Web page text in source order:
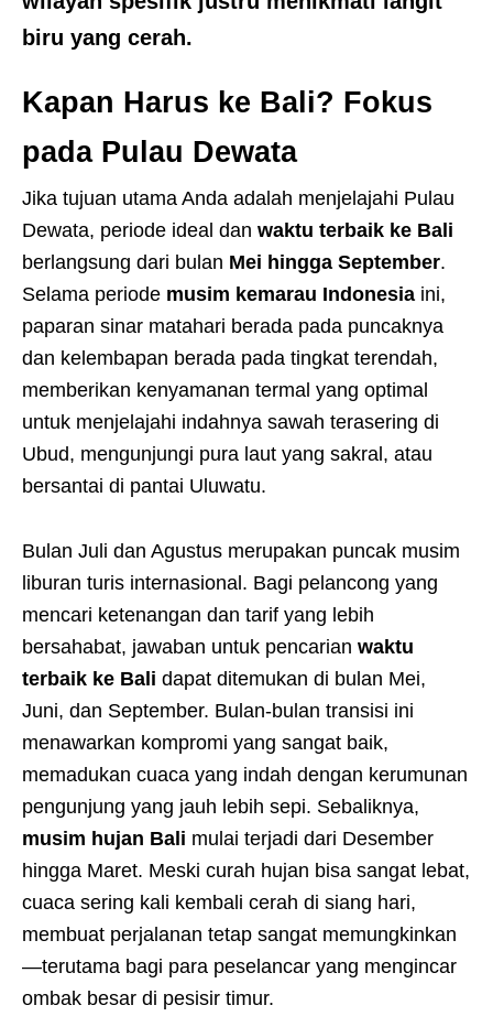
biru yang cerah.
Kapan Harus ke Bali? Fokus
pada Pulau Dewata
Jika tujuan utama Anda adalah menjelajahi Pulau
Dewata, periode ideal dan waktu terbaik ke Bali
berlangsung dari bulan Mei hingga September.
Selama periode musim kemarau Indonesia ini,
paparan sinar matahari berada pada puncaknya
dan kelembapan berada pada tingkat terendah,
memberikan kenyamanan termal yang optimal
untuk menjelajahi indahnya sawah terasering di
Ubud, mengunjungi pura laut yang sakral, atau
bersantai di pantai Uluwatu.
Bulan Juli dan Agustus merupakan puncak musim
liburan turis internasional. Bagi pelancong yang
mencari ketenangan dan tarif yang lebih
bersahabat, jawaban untuk pencarian waktu
terbaik ke Bali dapat ditemukan di bulan Mei,
Juni, dan September. Bulan-bulan transisi ini
menawarkan kompromi yang sangat baik,
memadukan cuaca yang indah dengan kerumunan
pengunjung yang jauh lebih sepi. Sebaliknya,
musim hujan Bali mulai terjadi dari Desember
hingga Maret. Meski curah hujan bisa sangat lebat,
cuaca sering kali kembali cerah di siang hari,
membuat perjalanan tetap sangat memungkinkan
—terutama bagi para peselancar yang mengincar
ombak besar di pesisir timur.